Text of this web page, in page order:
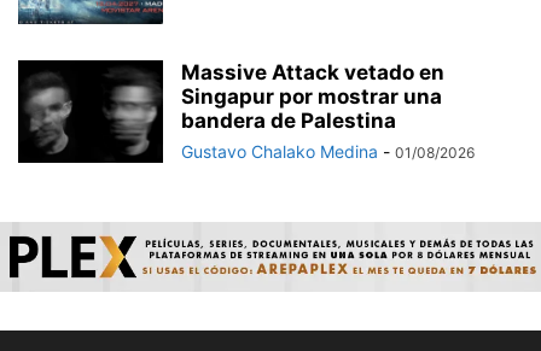
Massive Attack vetado en
Singapur por mostrar una
bandera de Palestina
Gustavo Chalako Medina - 01/08/2026